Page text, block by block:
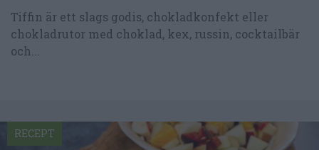
Tiffin är ett slags godis, chokladkonfekt eller
chokladrutor med choklad, kex, russin, cocktailbär
och...
RECEPT